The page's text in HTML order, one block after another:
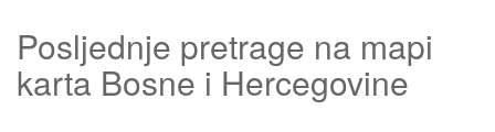
Posljednje pretrage na mapi
karta Bosne i Hercegovine